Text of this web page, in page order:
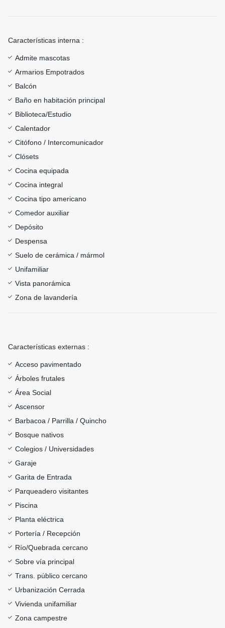
Características interna :
Admite mascotas
Armarios Empotrados
Balcón
Baño en habitación principal
Biblioteca/Estudio
Calentador
Citófono / Intercomunicador
Clósets
Cocina equipada
Cocina integral
Cocina tipo americano
Comedor auxiliar
Depósito
Despensa
Suelo de cerámica / mármol
Unifamiliar
Vista panorámica
Zona de lavandería
Características externas :
Acceso pavimentado
Árboles frutales
Área Social
Ascensor
Barbacoa / Parrilla / Quincho
Bosque nativos
Colegios / Universidades
Garaje
Garita de Entrada
Parqueadero visitantes
Piscina
Planta eléctrica
Portería / Recepción
Río/Quebrada cercano
Sobre vía principal
Trans. público cercano
Urbanización Cerrada
Vivienda unifamiliar
Zona campestre